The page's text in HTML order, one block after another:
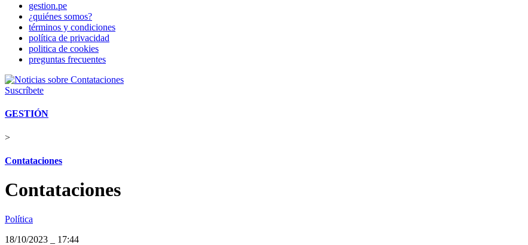
gestion.pe
¿quiénes somos?
términos y condiciones
política de privacidad
politica de cookies
preguntas frecuentes
Suscríbete
GESTIÓN
>
Contataciones
Contataciones
Política
18/10/2023
17:44